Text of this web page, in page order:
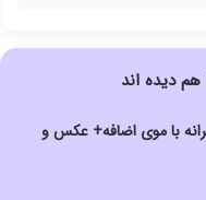
دیده اند
با موی اضافه+ عکس و